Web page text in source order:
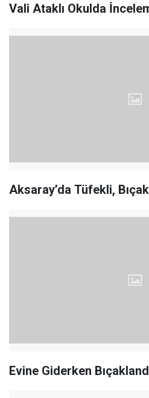
Vali Ataklı Okulda
Aksaray’da Tüfekli,
Evine Giderken